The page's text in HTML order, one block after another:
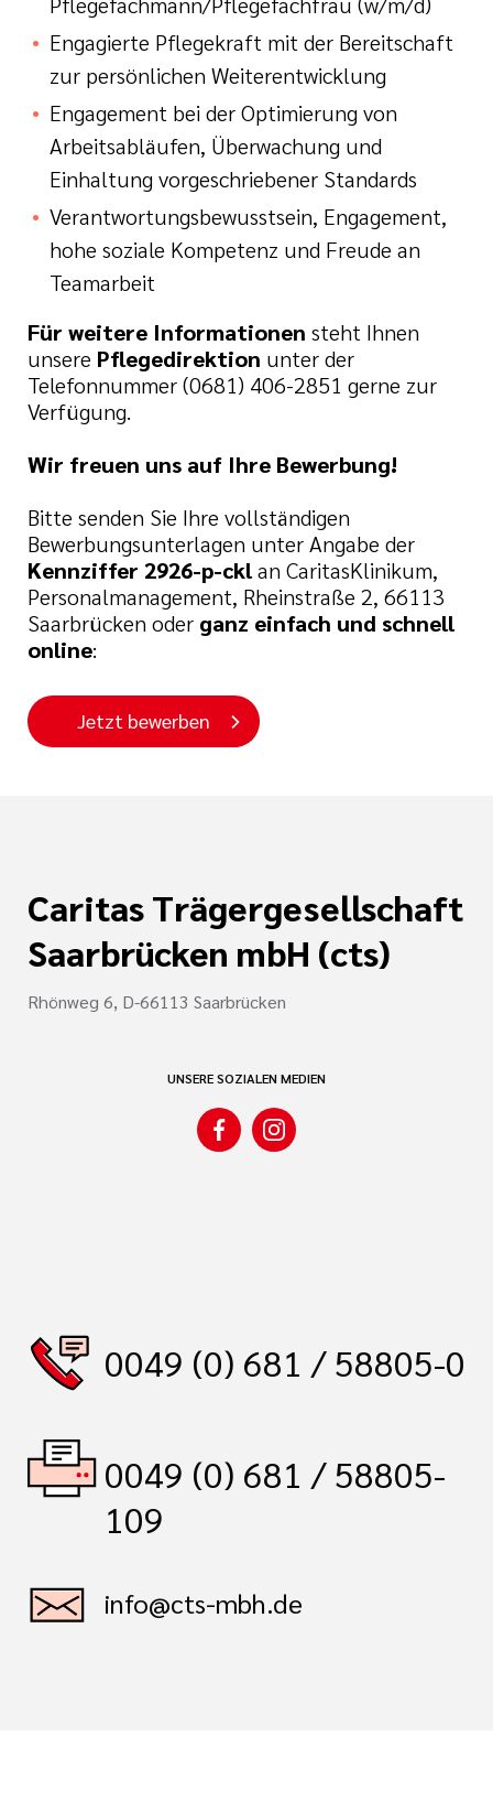
Engagierte Pflegekraft mit der Bereitschaft
zur persönlichen Weiterentwicklung
Engagement bei der Optimierung von
Arbeitsabläufen, Überwachung und
Einhaltung vorgeschriebener Standards
Verantwortungsbewusstsein, Engagement,
hohe soziale Kompetenz und Freude an
Teamarbeit
Für weitere Informationen steht Ihnen
unsere Pflegedirektion unter der
Telefonnummer (0681) 406-2851 gerne zur
Verfügung.
Wir freuen uns auf Ihre Bewerbung!
Bitte senden Sie Ihre vollständigen
Bewerbungsunterlagen unter Angabe der
Kennziffer 2926-p-cklan CaritasKlinikum,
Personalmanagement, Rheinstraße 2, 66113
Saarbrücken oder ganz einfach und schnell
online:
Jetzt bewerben
Caritas Trägergesellschaft
Saarbrücken mbH (cts)
Rhönweg 6, D-66113 Saarbrücken
UNSERE SOZIALEN MEDIEN
0049 (0) 681 / 58805-0
0049 (0) 681 / 58805-
109
info@cts-mbh.de